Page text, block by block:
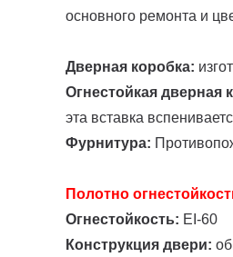
основного ремонта и
Дверная коробка:
Огнестойкая дверная
эта вставка
Фурнитура:
Полотно
Огнестойкость: EI-60
Конструкция двери: